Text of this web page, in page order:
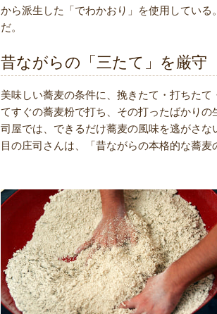
から派生した「でわかおり」を使用してい
だ。
昔ながらの「三たて」を厳守
美味しい蕎麦の条件に、挽きたて・打ちた
てすぐの蕎麦粉で打ち、その打ったばかり
司屋では、できるだけ蕎麦の風味を逃がさ
目の庄司さんは、「昔ながらの本格的な蕎麦